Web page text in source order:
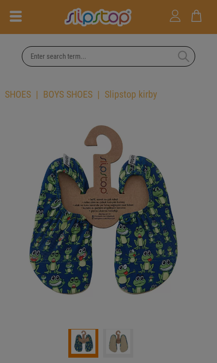
SHOES BOYS SHOES Slipstop kirby